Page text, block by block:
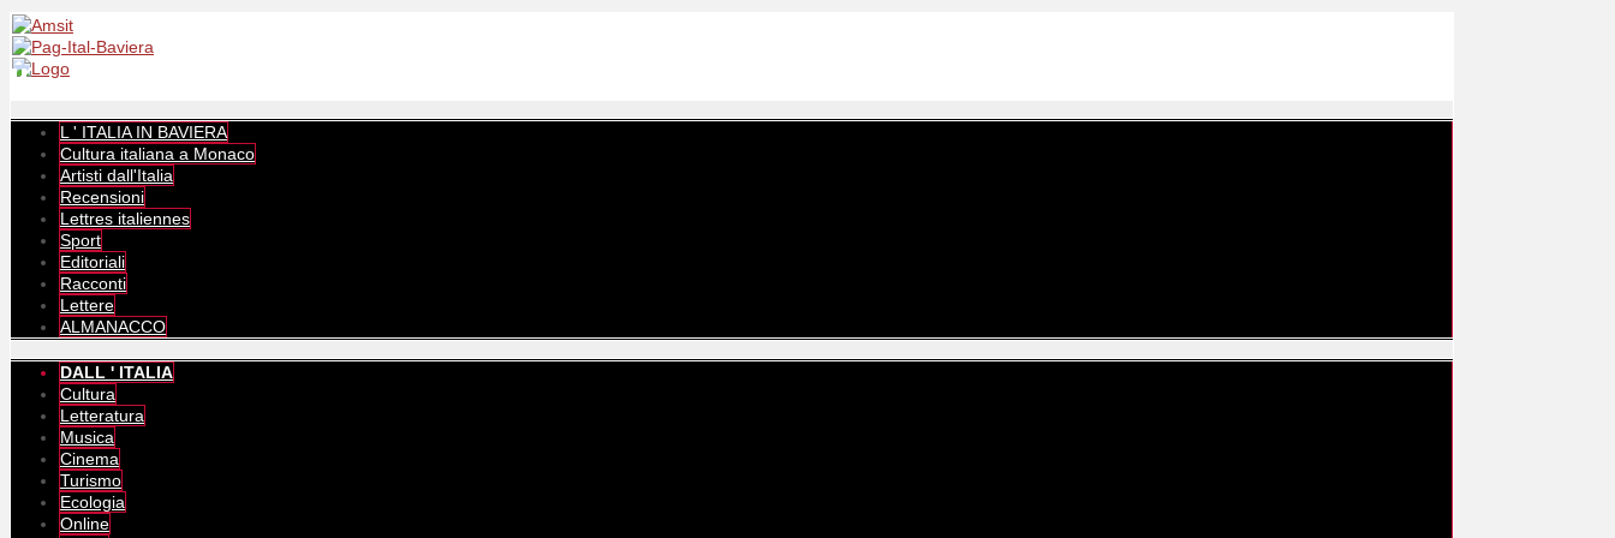
L ' ITALIA IN BAVIERA
Cultura italiana a Monaco
Artisti dall'Italia
Recensioni
Lettres italiennes
Sport
Editoriali
Racconti
Lettere
ALMANACCO
DALL ' ITALIA
Cultura
Letteratura
Musica
Cinema
Turismo
Ecologia
Online